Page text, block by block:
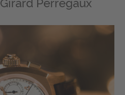
Girard Perregaux